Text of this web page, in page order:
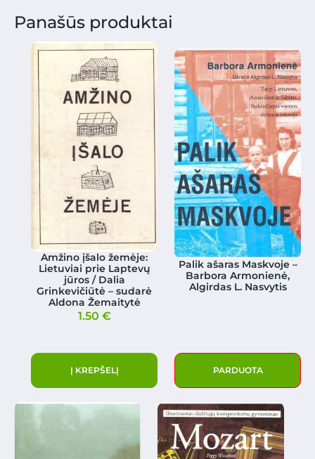
Panašūs produktai
Amžino įšalo žemėje:
Lietuviai prie Laptevų
jūros / Dalia
Grinkevičiūtė – sudarė
Aldona Žemaitytė
1.50 €
Į KREPŠELĮ
Palik ašaras Maskvoje –
Barbora Armonienė,
Algirdas L. Nasvytis
PARDUOTA